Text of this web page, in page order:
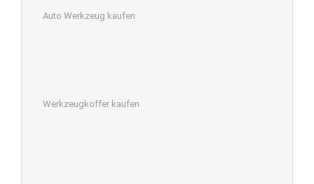
Auto Werkzeug kaufen
Werkzeugkoffer kaufen